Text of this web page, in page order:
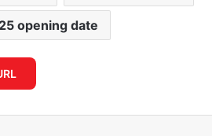
opening date
मोइत्रा ने की शुभेंदु अधिकारी की तारीफ,